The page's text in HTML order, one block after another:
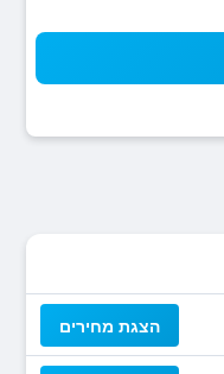
הצגת מחירים